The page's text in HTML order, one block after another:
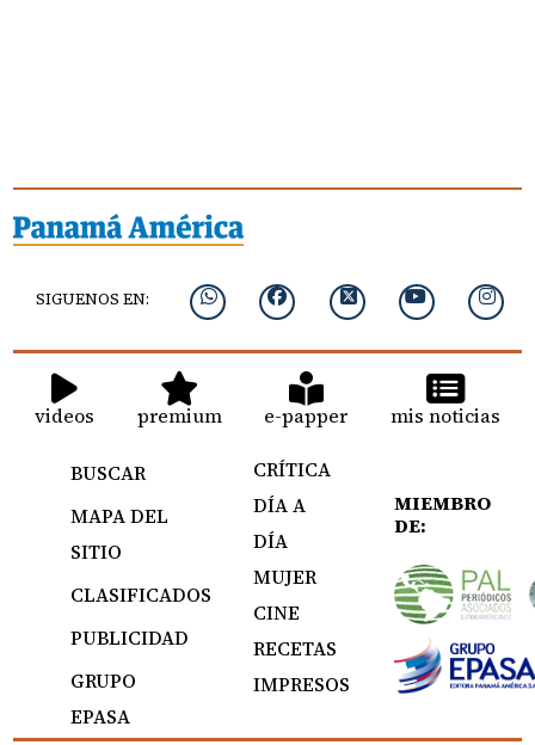
SIGUENOS EN:
videos premium e-papper mis noticias
BUSCAR
MAPA DEL
SITIO
CLASIFICADOS
PUBLICIDAD
GRUPO
EPASA
CRÍTICA
DÍA A
DÍA
MUJER
CINE
RECETAS
IMPRESOS
MIEMBRO
DE: